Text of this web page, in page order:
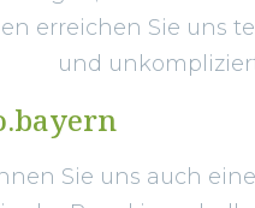
erreichen Sie uns
und
Sie uns auch